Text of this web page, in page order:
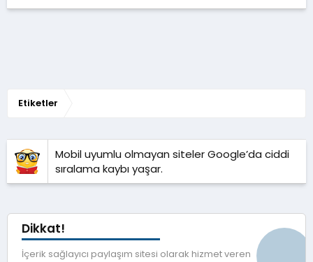
Etiketler
Mobil uyumlu olmayan siteler Google’da ciddi
sıralama kaybı yaşar.
Dikkat!
İçerik sağlayıcı paylaşım sitesi olarak hizmet veren